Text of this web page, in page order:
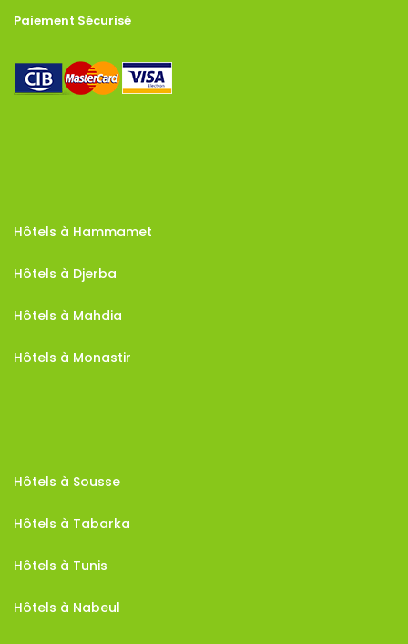
Paiement Sécurisé
Hôtels à Hammamet
Hôtels à Djerba
Hôtels à Mahdia
Hôtels à Monastir
Hôtels à Sousse
Hôtels à Tabarka
Hôtels à Tunis
Hôtels à Nabeul